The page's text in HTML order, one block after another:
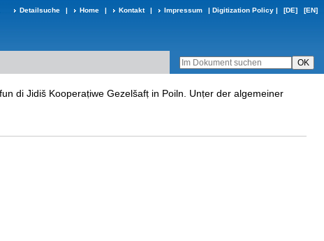
Detailsuche | Home | Kontakt | Impressum | Digitization Policy | [DE] [EN]
di Jidiš Kooperaṭiwe Gezelšafṭ in Poiln. Unṭer der algemeiner